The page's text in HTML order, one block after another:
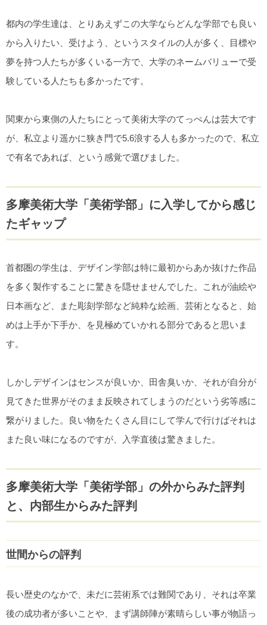
都内の学生達は、とりあえずこの大学ならどんな学部でも良い
から入りたい、受けよう、というスタイルの人が多く、目標や
夢を持つ人たちが多くいる一方で、大学のネームバリューで受
験している人たちも多かったです。
関東から東側の人たちにとって美術大学のてっぺんは芸大です
が、私立より遥かに狭き門で5.6浪する人も多かったので、私立
で有名であれば、という感覚で選びました。
多摩美術大学「美術学部」に入学してから感じ
たギャップ
首都圏の学生は、デザイン学部は特に最初からあか抜けた作品
を多く製作することに驚きを隠せませんでした。これが油絵や
日本画など、また彫刻学部など純粋な絵画、芸術となると、始
めは上手か下手か、を見極めていかれる部分であると思いま
す。
しかしデザインはセンスが良いか、田舎臭いか、それが自分が
見てきた世界がそのまま反映されてしまうのだという劣等感に
繋がりました。良い物をたくさん目にして学んで行けばそれは
また良い味になるのですが、入学直後は驚きました。
多摩美術大学「美術学部」の外からみた評判
と、内部生からみた評判
世間からの評判
長い歴史のなかで、未だに芸術系では難関であり、それは卒業
後の成功者が多いことや、まず講師陣が素晴らしい事が物語っ